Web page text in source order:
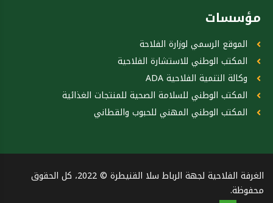
مؤسسات
الموقع الرسمي لوزارة الفلاحة
المكتب الوطني للاستشارة الفلاحية
وكالة التنمية الفلاحية ADA
المكتب الوطني للسلامة الصحية للمنتجات الغذائية
المكتب الوطني المهني للحبوب والقطاني
الغرفة الفلاحية لجهة الرباط سلا القنيطرة © 2022، كل الحقوق
محفوظة.